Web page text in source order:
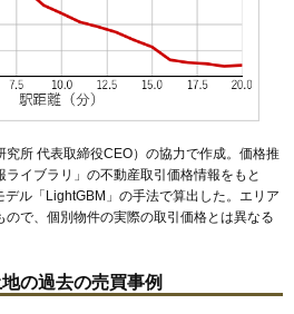
49万円
2,871万円
47万円
44万円 6,131万円 24.9%
43万円 2,085万円 26.2%
40万円 1,970万円 16.8%
所 代表取締役CEO）の協力で作成。価格推
ライブラリ 」の不動産取引価格情報をもと
ル「LightGBM」の手法で算出した。エリア
で、個別物件の実際の取引価格とは異なる
の過去の売買事例